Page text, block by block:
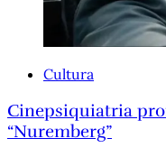
Cultura
Cinepsiquiatria
“Nuremberg”